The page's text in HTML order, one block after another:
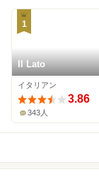
1
Il Lato
イタリアン
3.86
343人